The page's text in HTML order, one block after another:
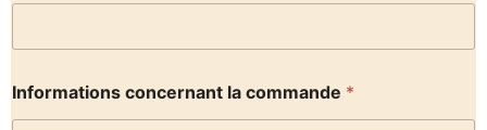
Informations concernant la commande *